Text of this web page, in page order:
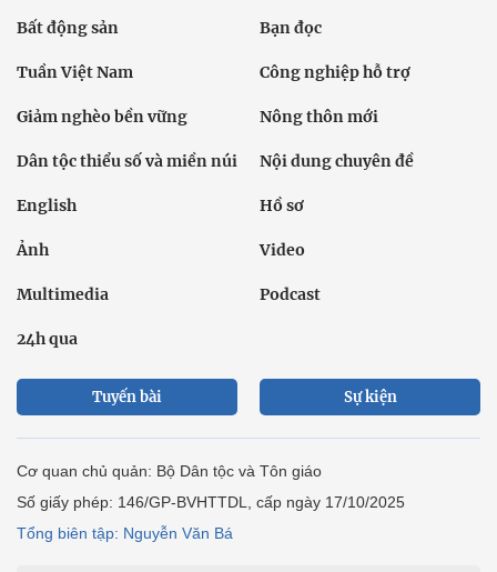
Bất động sản Bạn đọc
Tuần Việt Nam Công nghiệp hỗ trợ
Giảm nghèo bền vững Nông thôn mới
Dân tộc thiểu số và miền núi Nội dung chuyên đề
English Hồ sơ
Ảnh Video
Multimedia Podcast
24h qua
Tuyến bài Sự kiện
Cơ quan chủ quản: Bộ Dân tộc và Tôn giáo
Số giấy phép: 146/GP-BVHTTDL, cấp ngày 17/10/2025
Tổng biên tập: Nguyễn Văn Bá